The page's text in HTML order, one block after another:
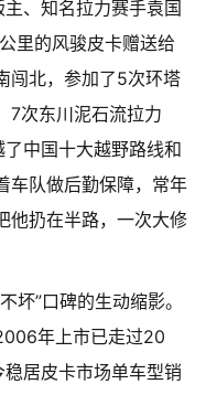
、知名拉力赛手袁国
里的风骏皮卡赠送给
闯北，参加了5次环塔
7次东川泥石流拉力
中国十大越野路线和
车队做后勤保障，常年
他扔在半路，一次大修
坏”口碑的生动缩影。
年上市已走过20
居皮卡市场单车型销